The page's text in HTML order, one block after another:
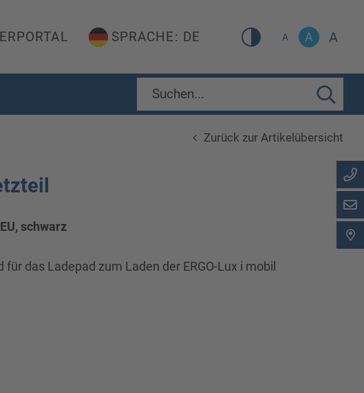
SPRACHE: DE A A A
Zurück zur Artikelübersicht
schwarz
das Ladepad zum Laden der ERGO-Lux i mobil